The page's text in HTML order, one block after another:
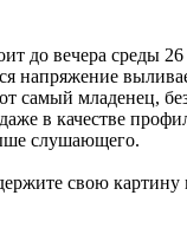
до вечера среды 26
самый младенец,
в качестве
слушающего.
свою